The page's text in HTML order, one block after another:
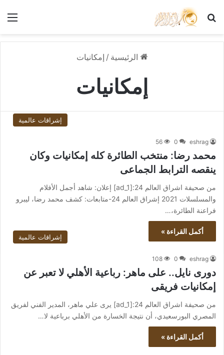
بحث عن
الرئيسية / إمكانيات
إمكانيات
إشراقات عالمية
eshrag
0
56
محمد رضا: منتخب الطائرة كله إمكانيات وكان
ينقصه الترابط الجماعى
من صحيفة اشراق العالم 24:[ad_1] إعلان: شاهد أجمل الأفلام
والمسلسلات 2021 إشراق العالم 24-متابعات: كشف محمد رضا، ليبرو
فراعنة الطائرة،…
أكمل القراءة »
إشراقات عالمية
eshrag
0
108
دورى نايل.. على ماهر: رباعية الأهلي لا تعبر عن
إمكانيات فريقى
من صحيفة اشراق العالم 24:[ad_1] يرى علي ماهر، المدير الفني لفريق
المصري البورسعيدي، أن نتيجة الخسارة من الأهلي برباعية لا…
أكمل القراءة »